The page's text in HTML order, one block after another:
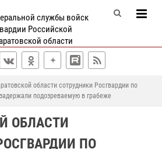
службы войск
Российской
области
области сотрудники Росгвардии по
подозреваемую в грабеже
ОБЛАСТИ
ПО